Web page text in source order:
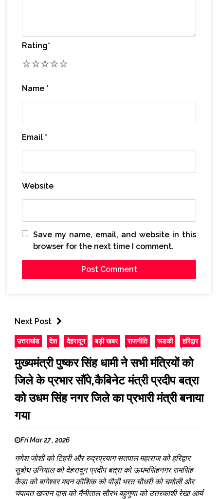
Rating*
5
4
3
2
Name *
Email *
Website
Save my name, email, and website in this
browser for the next time I comment.
Next Post
उत्तराखंड देश देहरादून बड़ी खबर राजनीति रूडकी हरिद्वार
मुख्यमंत्री पुष्कर सिंह धामी ने सभी मंत्रियों को
जिले के प्रभार सौंपे,कैबिनेट मंत्री प्रदीप बत्रा
को उधम सिंह नगर जिले का प्रभारी मंत्री बनाया
गया
Fri Mar 27 , 2026
गणेश जोशी को टिहरी और रुद्रप्रयाग सतपाल महाराज को हरिद्वार
सुबोध उनियाल को देहरादून प्रदीप बत्रा को ऊधमसिंहनगर रामसिंह
कैडा को बागेश्वर मदन कौशिक को पौड़ी भरत चौधरी को चमोली और
चंपावत खजान दास को नैनीताल सौरभ बहुगुणा को उत्तरकाशी रेखा आर्य